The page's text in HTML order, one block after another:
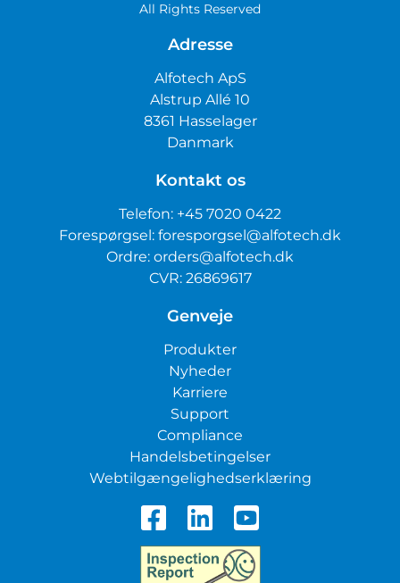
All Rights Reserved
Adresse
Alfotech ApS
Alstrup Allé 10
8361 Hasselager
Danmark
Kontakt os
Telefon: +45 7020 0422
Forespørgsel: foresporgsel@alfotech.dk
Ordre: orders@alfotech.dk
CVR: 26869617
Genveje
Produkter
Nyheder
Karriere
Support
Compliance
Handelsbetingelser
Webtilgængelighedserklæring